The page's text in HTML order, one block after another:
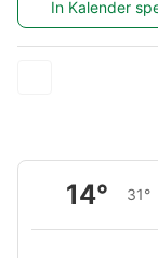
In Kalender
14° 31°